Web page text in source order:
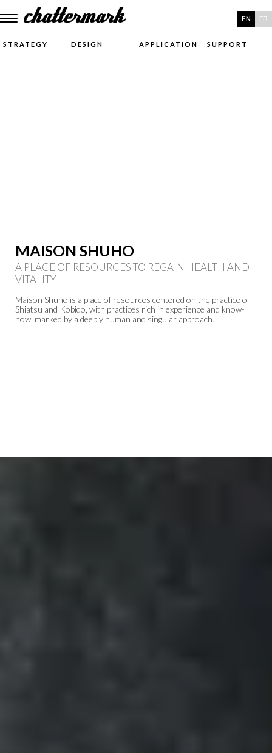
STRATEGY DESIGN APPLICATION SUPPORT
EN FR
MAISON SHUHO
A PLACE OF RESOURCES TO REGAIN HEALTH AND
VITALITY
Maison Shuho is a place of resources centered on the practice of
Shiatsu and Kobido, with practices rich in experience and know-
how, marked by a deeply human and singular approach.